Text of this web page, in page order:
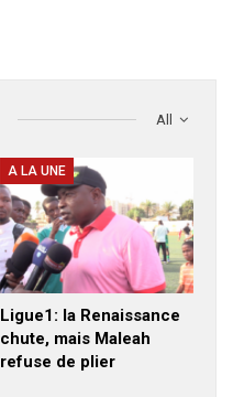
All
A LA UNE
Ligue1: la Renaissance
chute, mais Maleah
refuse de plier